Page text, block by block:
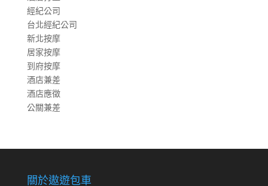
經紀公司
台北經紀公司
新北按摩
居家按摩
到府按摩
酒店兼差
酒店應徵
公關兼差
關於遨遊包車